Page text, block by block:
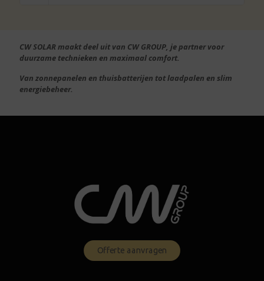
CW SOLAR maakt deel uit van CW GROUP, je partner voor
duurzame technieken en maximaal comfort.
Van zonnepanelen en thuisbatterijen tot laadpalen en slim
energiebeheer.
Offerte aanvragen